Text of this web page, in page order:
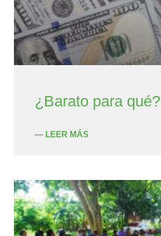
¿Barato para qué?
— LEER MÁS